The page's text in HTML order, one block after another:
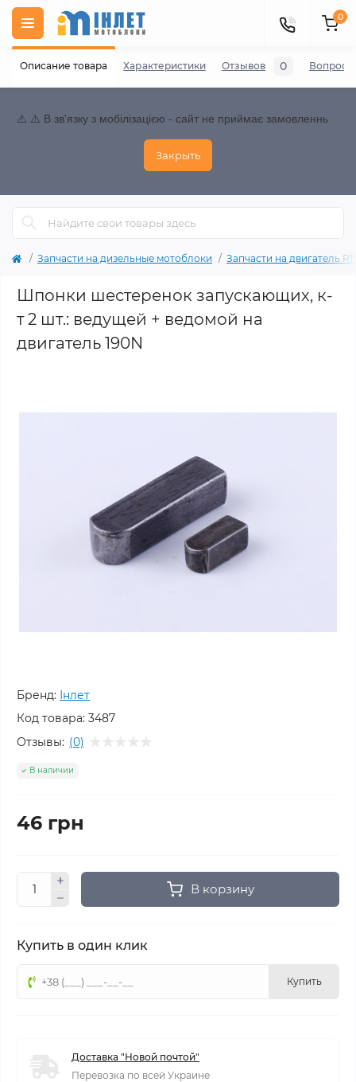
⚠️ ⚠️ В зв'язку з мобілізацією - сайт не приймає замовленнь
Закрыть
0
Запчасти на дизельные мотоблоки Запчасти на двигатель
Шпонки шестеренок запускающих, к-
т 2 шт.: ведущей + ведомой на
двигатель 190N
Бренд: Інлет
Код товара: 3487
Отзывы: (0)
В наличии
46 грн
В корзину
Купить в один клик
Купить
Доставка "Новой почтой"
Перевозка по всей Украине
Описание товара Характеристики Отзывов 0 Вопросы